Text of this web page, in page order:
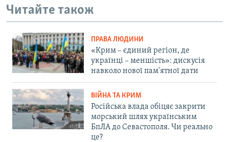
Читайте також
ПРАВА ЛЮДИНИ
«Крим – єдиний регіон, де
українці – меншість»: дискусія
навколо нової пам'ятної дати
ВІЙНА ТА КРИМ
Російська влада обіцяє закрити
морський шлях українським
БпЛА до Севастополя. Чи реально
це?